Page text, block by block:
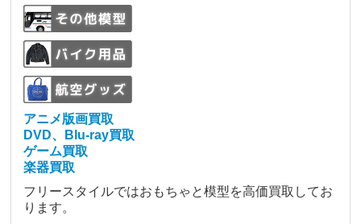
アニメ版画買取
DVD、Blu-ray買取
ゲーム買取
楽器買取
フリースタイルではおもちゃと模型を高価買取してお
ります。